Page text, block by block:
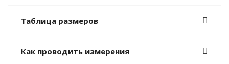
Таблица размеров
Как проводить измерения